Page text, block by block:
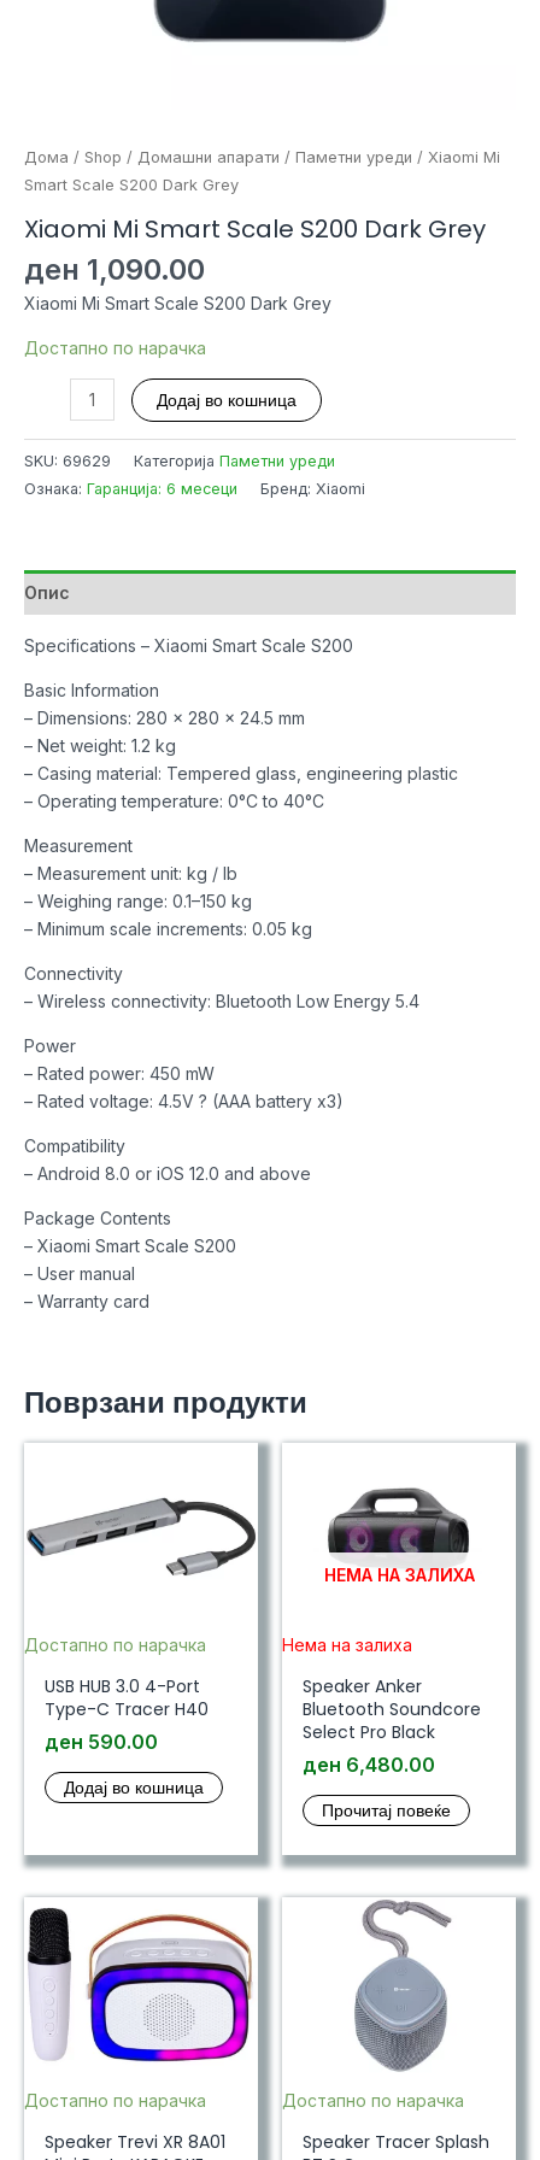
Дома / Shop / Домашни апарати / Паметни уреди / Xiaomi Mi
Smart Scale S200 Dark Grey
Xiaomi Mi Smart Scale S200 Dark Grey
ден 1,090.00
Xiaomi Mi Smart Scale S200 Dark Grey
Достапно по нарачка
Smart
количина
Додај во кошница
SKU: 69629 Категорија Паметни уреди
Ознака: Гаранција: 6 месеци Бренд: Xiaomi
Опис
Specifications – Xiaomi Smart Scale S200
Basic Information
– Dimensions: 280 x 280 x 24.5 mm
– Net weight: 1.2 kg
– Casing material: Tempered glass, engineering plastic
– Operating temperature: 0°C to 40°C
Measurement
– Measurement unit: kg / lb
– Weighing range: 0.1–150 kg
– Minimum scale increments: 0.05 kg
Connectivity
– Wireless connectivity: Bluetooth Low Energy 5.4
Power
– Rated power: 450 mW
– Rated voltage: 4.5V ? (AAA battery x3)
Compatibility
– Android 8.0 or iOS 12.0 and above
Package Contents
– Xiaomi Smart Scale S200
– User manual
– Warranty card
Поврзани продукти
Достапно по нарачка
USB HUB 3.0 4-Port
Type-C Tracer H40
ден 590.00
Додај во кошница
НЕМА НА ЗАЛИХА
Нема на залиха
Speaker Anker
Bluetooth Soundcore
Select Pro Black
ден 6,480.00
Прочитај повеќе
Достапно по нарачка
Speaker Trevi XR 8A01
Достапно по нарачка
Speaker Tracer Splash